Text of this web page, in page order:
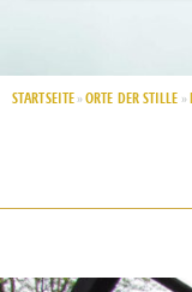
STARTSEITE » ORTE DER STILLE »